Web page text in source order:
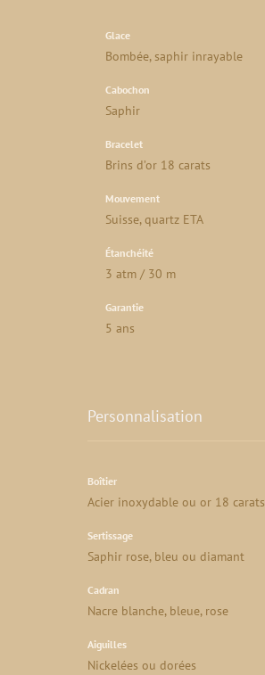
Glace
Bombée, saphir inrayable
Cabochon
Saphir
Bracelet
Brins d’or 18 carats
Mouvement
Suisse, quartz ETA
Étanchéité
3 atm / 30 m
Garantie
5 ans
Personnalisation
Boîtier
Acier inoxydable ou or 18 carats
Sertissage
Saphir rose, bleu ou diamant
Cadran
Nacre blanche, bleue, rose
Aiguilles
Nickelées ou dorées